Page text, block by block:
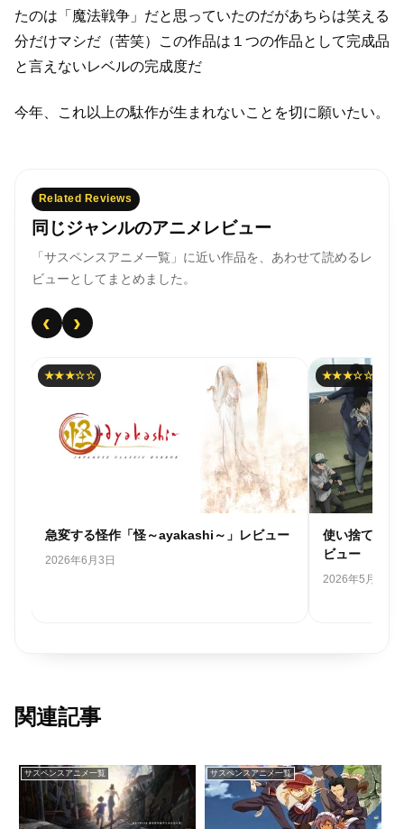
たのは「魔法戦争」だと思っていたのだがあちらは笑える
分だけマシだ（苦笑）
この作品は１つの作品として完成品
と言えないレベルの完成度だ
今年、これ以上の駄作が生まれないことを切に願いたい。
Related Reviews
同じジャンルのアニメレビュー
「サスペンスアニメ一覧」に近い作品を、あわせて読めるレ
ビューとしてまとめました。
‹ ›
★★★☆☆
急変する怪作「怪～ayakashi～」レビュー
2026年6月3日
★★★☆☆
使い捨ての主
ビュー
2026年5月19日
関連記事
サスペンスアニメ一覧 サスペンスアニメ一覧